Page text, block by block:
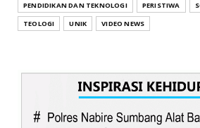
PENDIDIKAN DAN TEKNOLOGI
PERISTIWA
TEOLOGI
UNIK VIDEO NEWS